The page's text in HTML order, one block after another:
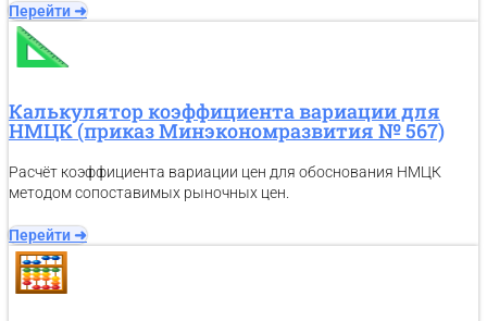
Перейти ➜
Калькулятор коэффициента вариации для
НМЦК (приказ Минэкономразвития № 567)
Расчёт коэффициента вариации цен для обоснования НМЦК
методом сопоставимых рыночных цен.
Перейти ➜